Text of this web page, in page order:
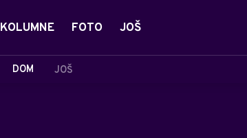
DOM JOŠ
KOLUMNE FOTO JOŠ